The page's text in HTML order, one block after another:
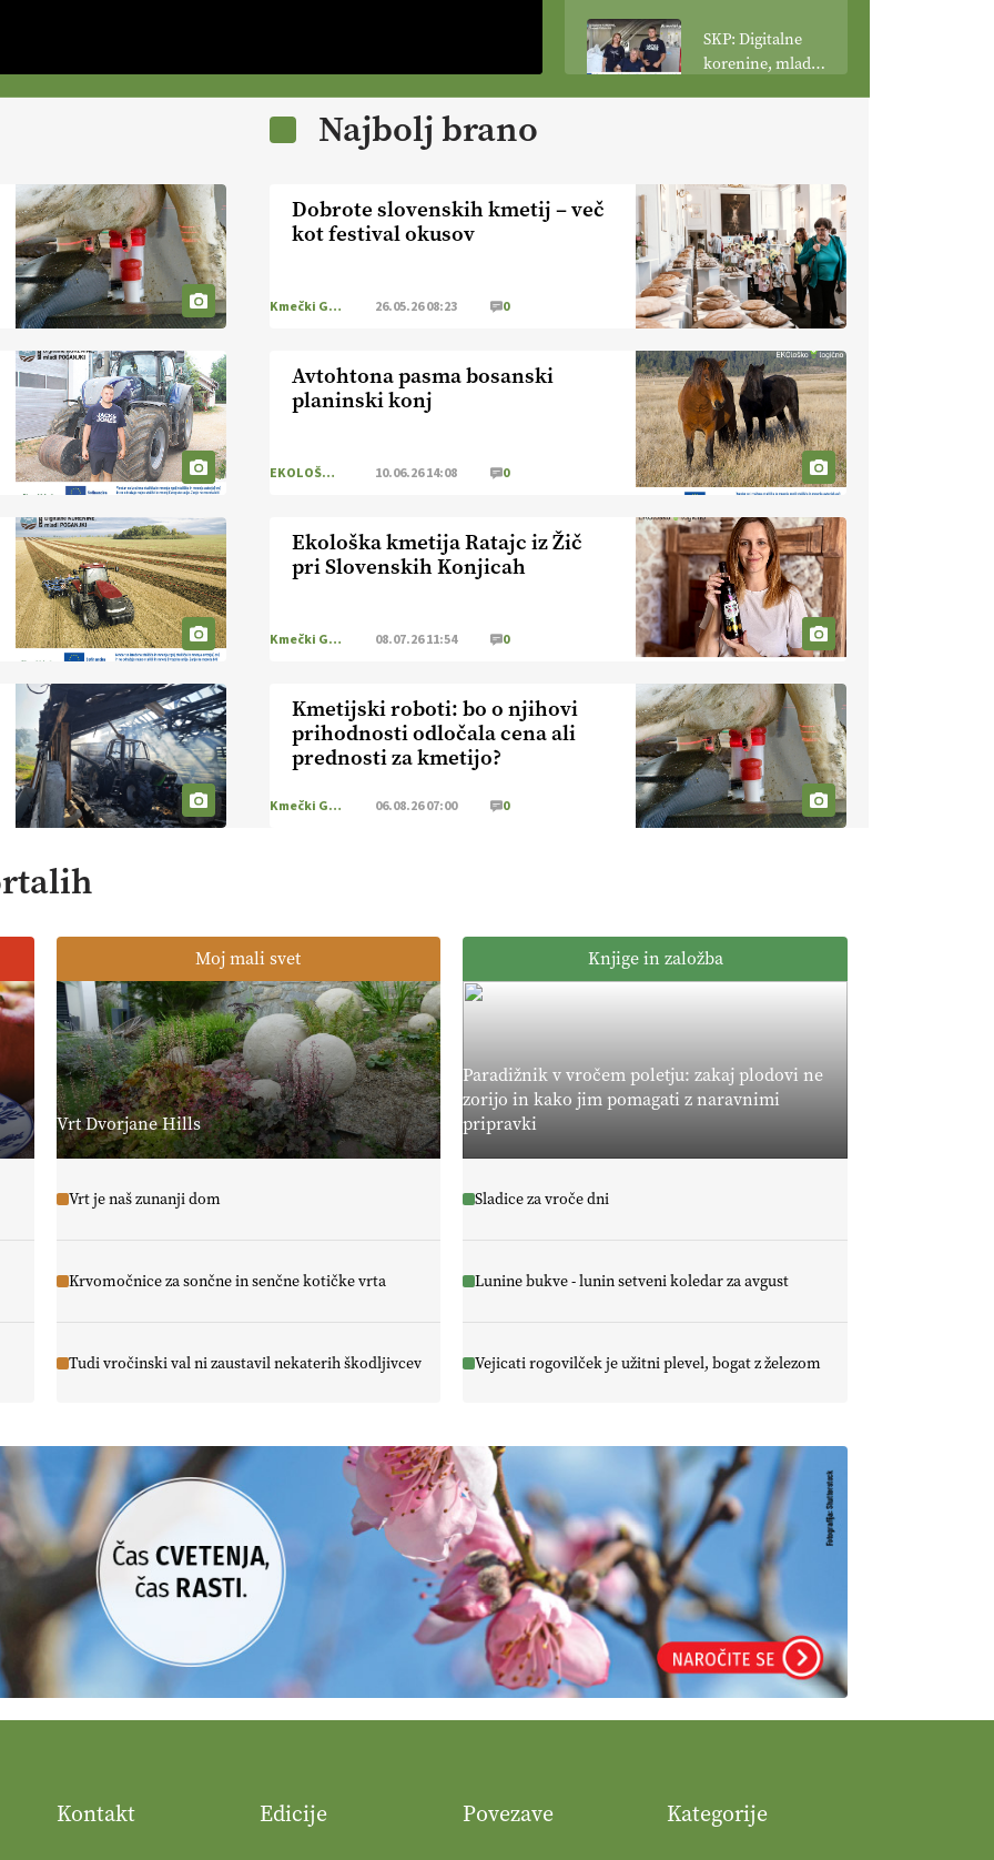
spreminja
podobo
kmetijstva
SKP: Digitalne
korenine, mladi
je res varnejša?
EKOloško =
logično:
vinogradniško in
vinarsko
posestvo
EKOloško =
logično: ekološka
kmetija KURNIK
EKOloško =
logično: ekološka
kmetija HOMAR
EKOloško =
Ekološko
kmetijstvo brez
škropljenja?
EKOloško =
logično: ekološka
kmetija
ALTENBAHER
EKOloško =
logično:
ekološko
oljarstvo
MORGAN
EKOloško =
logično: ekološka
kmetija FREŠER
EKIPE
LIGA PRVAKOV:
UKRAJINA vs.
kmetija B'ZGAR
EKOloško =
Okus je
Najbolj brano
Dobrote slovenskih kmetij – več
kot festival okusov
Kmečki Glas 26.05.26 08:23 0
Avtohtona pasma bosanski
planinski konj
EKOLOŠKO LOGIČNO 10.06.26 14:08 0
Ekološka kmetija Ratajc iz Žič
pri Slovenskih Konjicah
Kmečki Glas 08.07.26 11:54 0
Kmetijski roboti: bo o njihovi
prihodnosti odločala cena ali
prednosti za kmetijo?
Kmečki Glas 06.08.26 07:00 0
Moj mali svet
Vrt Dvorjane Hills
Vrt je naš zunanji dom
Krvomočnice za sončne in senčne kotičke vrta
Tudi vročinski val ni zaustavil nekaterih škodljivcev
Knjige in založba
Paradižnik v vročem poletju: zakaj plodovi ne
zorijo in kako jim pomagati z naravnimi
pripravki
Sladice za vroče dni
Lunine bukve - lunin setveni koledar za avgust
Vejicati rogovilček je užitni plevel, bogat z železom
Kontakt Edicije Povezave Kategorije